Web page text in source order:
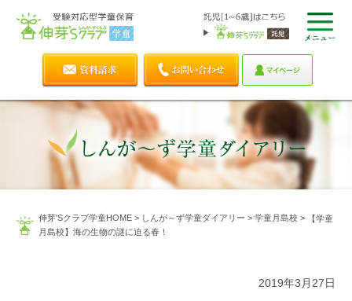
伸芽'Sクラブ学童HOME> しんが～ず学童ダイアリー > 学童月島校>
【学童
月島校】海の生物の謎に迫る春！
2019年3月27日